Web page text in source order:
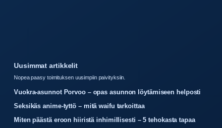
Uusimmat artikkelit
Nopea paasy toimituksen uusimpiin paivityksiin.
Vuokra-asunnot Porvoo – opas asunnon löytämiseen helposti
Seksikäs anime-tyttö – mitä waifu tarkoittaa
Miten päästä eroon hiiristä inhimillisesti – 5 tehokasta tapaa